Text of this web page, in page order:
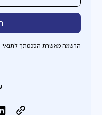
הרשמה מאשרת הסכמתך לתנאי